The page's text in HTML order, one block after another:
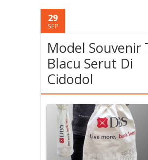
29
SEP
Model Souvenir
Blacu Serut Di
Cidodol